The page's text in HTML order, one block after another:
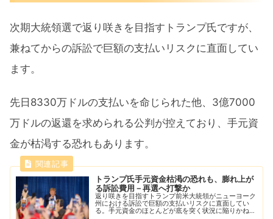
次期大統領選で返り咲きを目指すトランプ氏ですが、
兼ねてからの訴訟で巨額の支払いリスクに直面してい
ます。
先日8330万ドルの支払いを命じられた他、3億7000
万ドルの返還を求められる公判が控えており、手元資
金が枯渇する恐れもあります。
トランプ氏手元資金枯渇の恐れも、膨れ上が
る訴訟費用－再選へ打撃か
返り咲きを目指すトランプ前米大統領がニューヨーク
州における訴訟で巨額の支払いリスクに直面してい
る。手元資金のほとんどが底を突く状況に陥りかね